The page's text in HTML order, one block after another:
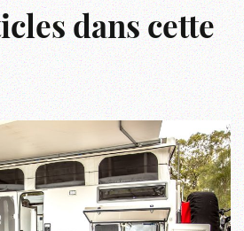
dans cette